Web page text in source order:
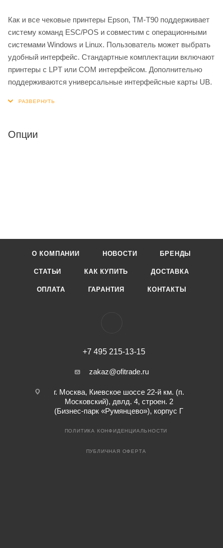
Как и все чековые принтеры Epson, TM-T90 поддерживает
систему команд ESC/POS и совместим с операционными
системами Windows и Linux. Пользователь может выбрать
удобный интерфейс. Стандартные комплектации включают
принтеры с LPT или COM интерфейсом. Дополнительно
поддерживаются универсальные интерфейсные карты UB.
Опции
О КОМПАНИИ НОВОСТИ БРЕНДЫ
СТАТЬИ КАК КУПИТЬ ДОСТАВКА
ОПЛАТА ГАРАНТИЯ КОНТАКТЫ
+7 495 215-13-15
zakaz@ofitrade.ru
г. Москва, Киевское шоссе 22-й км. (п.
Московский), двлд. 4, строен. 2
(Бизнес-парк «Румянцево»), корпус Г
ПОЛИТИКА КОНФИДЕНЦИАЛЬНОСТИ
ПУБЛИЧНАЯ ОФЕРТА